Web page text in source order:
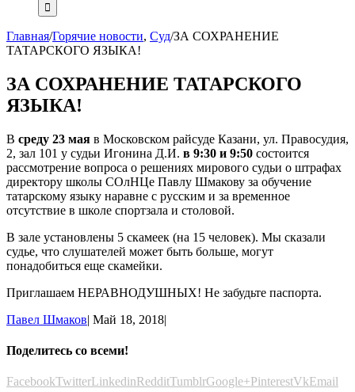
Главная/Горячие новости, Суд/ЗА СОХРАНЕНИЕ
ТАТАРСКОГО ЯЗЫКА!
ЗА СОХРАНЕНИЕ ТАТАРСКОГО
ЯЗЫКА!
В среду 23 мая в Московском райсуде Казани, ул. Правосудия,
2, зал 101 у судьи Игонина Д.И. в 9:30 и 9:50 состоится
рассмотрение вопроса о решениях мирового судьи о штрафах
директору школы СОлНЦе Павлу Шмакову за обучение
татарскому языку наравне с русским и за временное
отсутствие в школе спортзала и столовой.
В зале установлены 5 скамеек (на 15 человек). Мы сказали
судье, что слушателей может быть больше, могут
понадобиться еще скамейки.
Приглашаем НЕРАВНОДУШНЫХ! Не забудьте паспорта.
Павел Шмаков| Май 18, 2018|
Поделитесь со всеми!
FacebookTwitterLinkedinRedditTumblrGoogle+PinterestVkEmail